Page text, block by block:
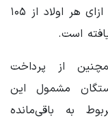
نیز حدود ۳۰۰ درصد افزایش یافته و به ازای هر اولاد از ۱۰۵
از پرداخت
مشمول این
به باقی‌مانده